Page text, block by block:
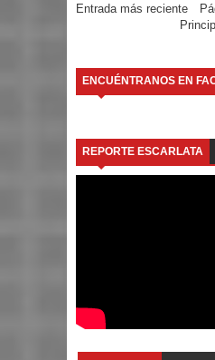
Entrada más reciente
ENCUÉNTRANOS EN
REPORTE ESCARLATA